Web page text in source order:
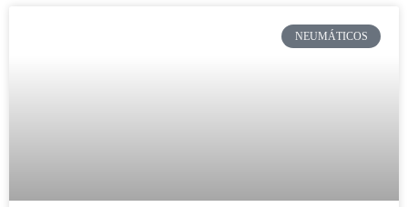
NEUMÁTICOS